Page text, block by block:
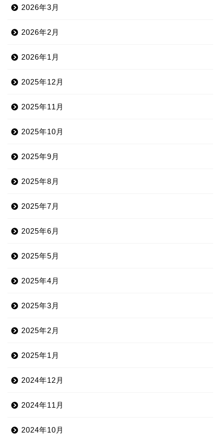
2026年3月
2026年2月
2026年1月
2025年12月
2025年11月
2025年10月
2025年9月
2025年8月
2025年7月
2025年6月
2025年5月
2025年4月
2025年3月
2025年2月
2025年1月
2024年12月
2024年11月
2024年10月